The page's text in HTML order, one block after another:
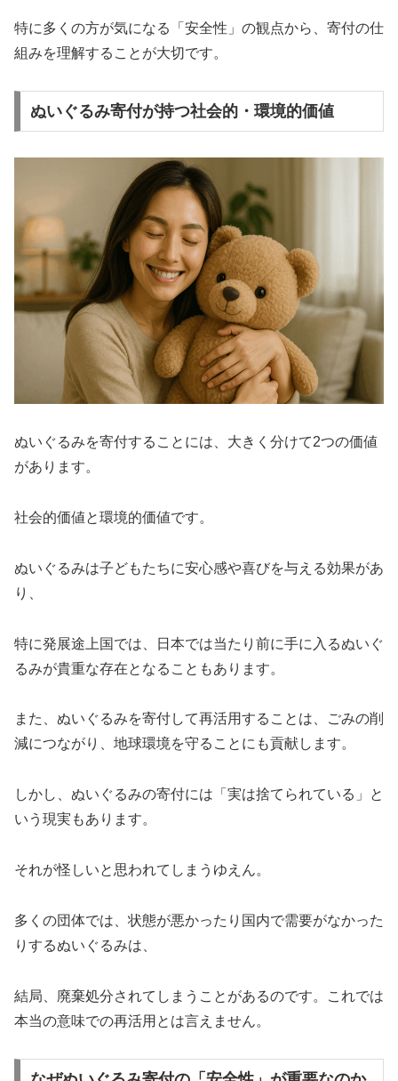
特に多くの方が気になる「安全性」の観点から、寄付の仕
組みを理解することが大切です。
ぬいぐるみ寄付が持つ社会的・環境的価値
ぬいぐるみを寄付することには、大きく分けて2つの価値
があります。
社会的価値と環境的価値です。
ぬいぐるみは子どもたちに安心感や喜びを与える効果があ
り、
特に発展途上国では、日本では当たり前に手に入るぬいぐ
るみが貴重な存在となることもあります。
また、ぬいぐるみを寄付して再活用することは、ごみの削
減につながり、地球環境を守ることにも貢献します。
しかし、ぬいぐるみの寄付には「実は捨てられている」と
いう現実もあります。
それが怪しいと思われてしまうゆえん。
多くの団体では、状態が悪かったり国内で需要がなかった
りするぬいぐるみは、
結局、廃棄処分されてしまうことがあるのです。これでは
本当の意味での再活用とは言えません。